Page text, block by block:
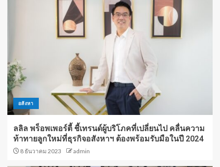
อสังหา
ลลิล พร็อพเพอร์ตี้ ชี้เทรนด์ผู้บริโภคที่เปลี่ยนไป คลื่นความ
ท้าทายลูกใหม่ที่ธุรกิจอสังหาฯ ต้องพร้อมรับมือในปี 2024
8 ธันวาคม 2023 admin